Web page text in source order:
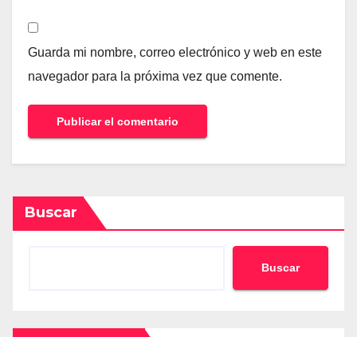
Guarda mi nombre, correo electrónico y web en este
navegador para la próxima vez que comente.
Buscar
Buscar